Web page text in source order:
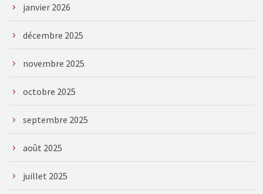
janvier 2026
décembre 2025
novembre 2025
octobre 2025
septembre 2025
août 2025
juillet 2025